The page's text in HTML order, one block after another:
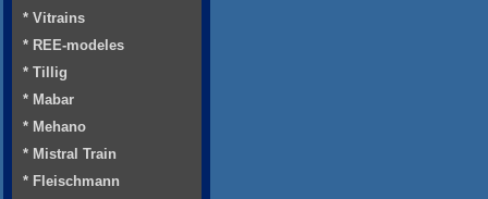
* Vitrains
* REE-modeles
* Tillig
* Mabar
* Mehano
* Mistral Train
* Fleischmann